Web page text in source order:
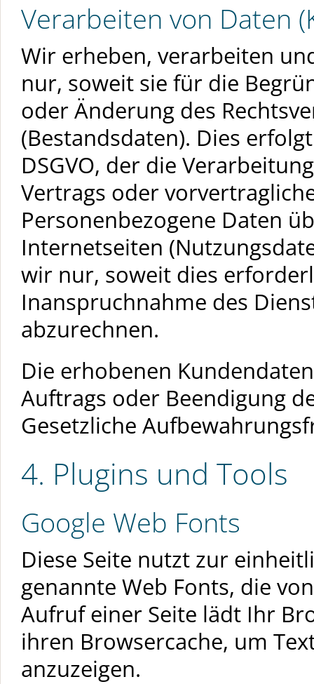
Verarbeiten von Daten
Wir erheben, verarbeiten
nur, soweit sie für die
oder Änderung des
(Bestandsdaten). Dies
DSGVO, der die
Vertrags oder
Personenbezogene Daten
Internetseiten
wir nur, soweit dies
Inanspruchnahme des
abzurechnen.
Die erhobenen
Auftrags oder Beendigung
Gesetzliche
4. Plugins und Tools
Google Web Fonts
Diese Seite nutzt zur
genannte Web Fonts, die
Aufruf einer Seite lädt Ihr
ihren Browsercache, um
anzuzeigen.